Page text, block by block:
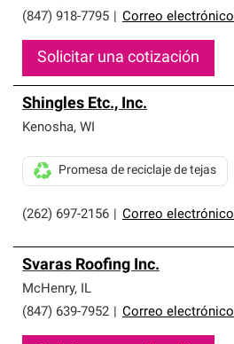
(847) 918-7795
Correo electrónico
Solicitar una cotización
Shingles Etc., Inc.
Kenosha, WI
(262) 697-2156 Correo electrónico
Promesa de reciclaje de tejas
Svaras Roofing Inc.
McHenry, IL
(847) 639-7952
Correo electrónico